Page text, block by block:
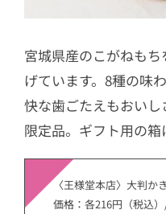
宮城県産のこがねも
げています。8種の味
快な歯ごたえもおい
限定品。ギフト用の箱
〈王様堂本店〉大判か
価格：各216円（税込